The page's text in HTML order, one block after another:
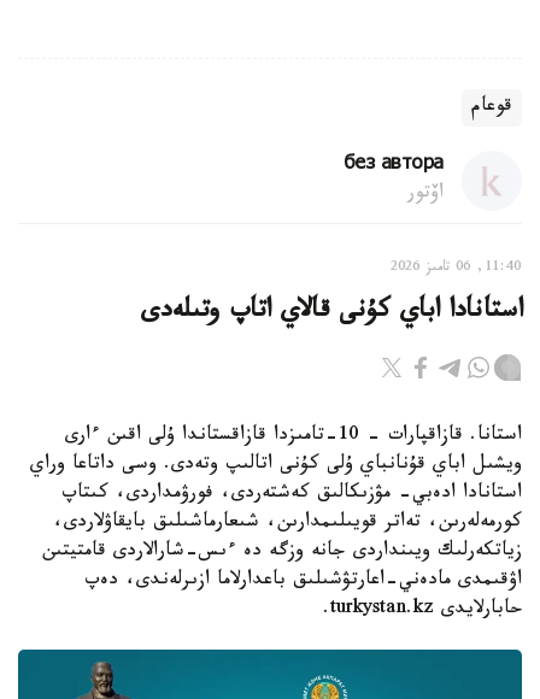
قوعام
без автора
اۆتور
11:40, 06 تامىز 2026
استانادا اباي كۇنى قالاي اتاپ وتىلەدى
استانا. قازاقپارات – 10-تامىزدا قازاقستاندا ۇلى اقىن ءارى
ويشىل اباي قۇنانباي ۇلى كۇنى اتالىپ وتەدى. وسى داتاعا وراي
استانادا ادەبي- مۋزىكالىق كەشتەردى، فورۋمداردى، كىتاپ
كورمەلەرىن، تەاتر قويىلىمدارىن، شىعارماشىلىق بايقاۋلاردى،
زياتكەرلىك ويىنداردى جانە وزگە دە ءىس-شارالاردى قامتيتىن
اۋقىمدى مادەني-اعارتۋشىلىق باعدارلاما ازىرلەندى، دەپ
حابارلايدى turkystan.kz.